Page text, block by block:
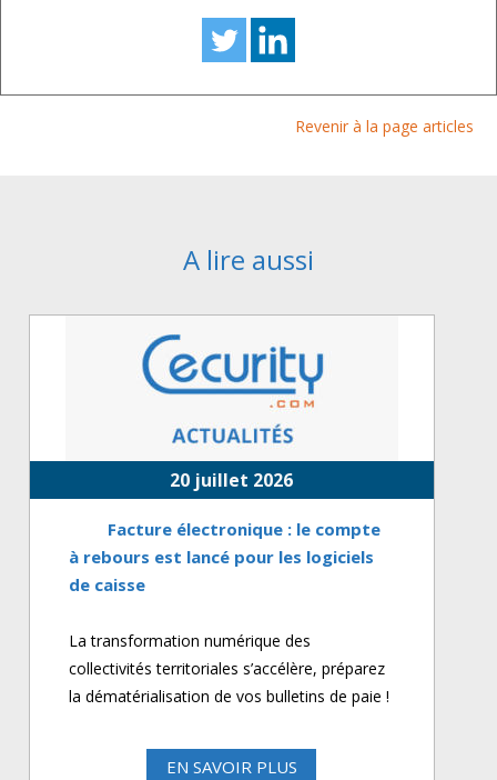
Revenir à la page articles
A lire aussi
20 juillet 2026
Facture électronique : le compte
à rebours est lancé pour les logiciels
de caisse
La transformation numérique des
collectivités territoriales s’accélère, préparez
la dématérialisation de vos bulletins de paie !
EN SAVOIR PLUS